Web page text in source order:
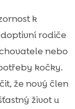
k
rodiče
nebo
kočky.
že nový člen
život u